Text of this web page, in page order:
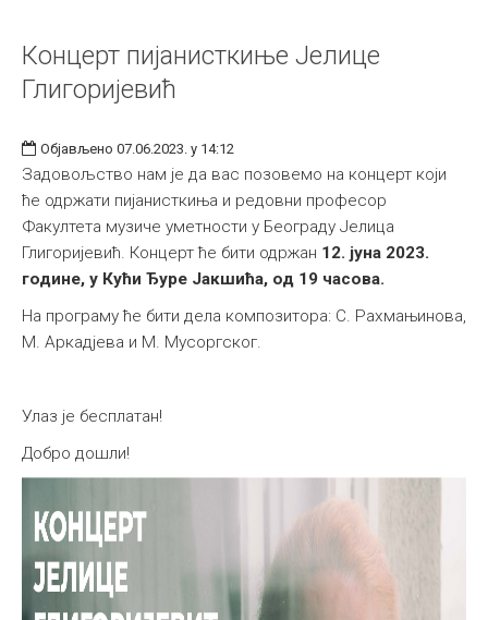
Концерт пијанисткиње Јелице
Глигоријевић
Објављено 07.06.2023. у 14:12
Задовољство нам је да вас позовемо на концерт који
ће одржати пијанисткиња и редовни професор
Факултета музиче уметности у Београду Јелица
Глигоријевић. Концерт ће бити одржан 12. јуна 2023.
године, у Кући Ђуре Јакшића, од 19 часова.
На програму ће бити дела композитора: С. Рахмањинова,
М. Аркадјева и М. Мусоргског.
Улаз је бесплатан!
Добро дошли!